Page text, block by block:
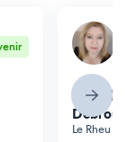
Le Rheu